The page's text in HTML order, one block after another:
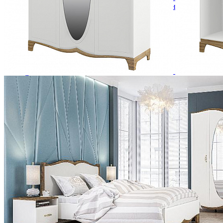
Кровати полутороспальные с подъемным
Кровати двуспальные
Кровати металлические
Кровати односпальные
Кровати полутороспальные
Решетки и настилы под матрас
Спальные гарнитуры
Тахта
Туалетные столики
Тумбы прикроватные
Шкафы для одежды
Антресоли на шкаф
Полки и ящики в шкаф для одежды
Шкаф 1-дверный для одежды и белья
Шкафы 2-х дверные для одежды и белья
Шкафы 3-х дверные для одежды и белья
Шкафы 4-х дверные для одежды и белья
Шкафы 5-ти дверные для одежды и белья
Шкафы 6-ти дверные для одежды и белья
Шкафы купе для одежды и белья
Шкафы угловые для одежды и белья
Ящики и короба